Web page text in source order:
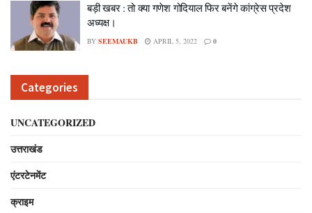
बड़ी खबर : तो क्या गणेश गोदियाल फिर बनेंगे कांग्रेस प्रदेश
अध्यक्ष।
BY SEEMAUKB APRIL 5, 2022 0
Categories
UNCATEGORIZED
उत्तराखंड
एंटरटेनमेंट
क्राइम